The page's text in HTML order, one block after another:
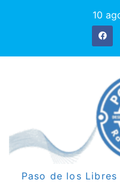
10
Paso de los